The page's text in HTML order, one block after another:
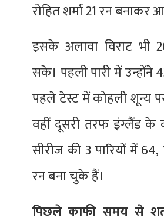
रोहित शर्मा 21 रन बनाकर
इसके अलावा विराट भी
सके। पहली पारी में उन्होंने
पहले टेस्ट में कोहली शून्य
वहीं दूसरी तरफ इंग्लैंड के
सीरीज की 3 पारियों में
रन बना चुके हैं।
पिछले काफी समय से